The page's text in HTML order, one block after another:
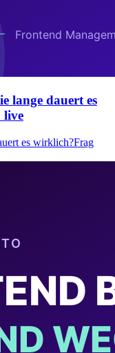
lange dauert es
live
es wirklich?Frag